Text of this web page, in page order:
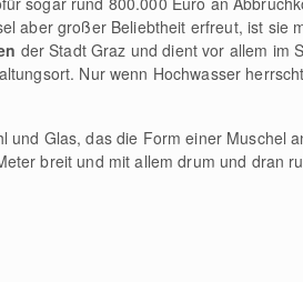
aber großer Beliebtheit erfreut, ist sie
der Stadt Graz und dient vor allem im
Nur wenn Hochwasser
und Glas, das die Form einer Muschel
breit und mit allem drum und dran